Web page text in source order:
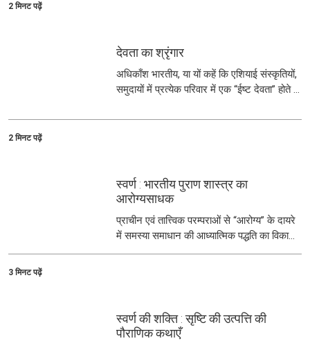
2 मिनट पढ़ें
देवता का श्रृंगार
अधिकाँश भारतीय, या यों कहें कि एशियाई संस्कृतियों,
समुदायों में प्रत्येक परिवार में एक “ईष्ट देवता” होते हैं,
चलता रहता है.
2 मिनट पढ़ें
स्वर्ण : भारतीय पुराण शास्त्र का
आरोग्यसाधक
प्राचीन एवं तात्त्विक परम्पराओं से “आरोग्य” के दायरे
में समस्या समाधान की आध्यात्मिक पद्धति का विकास
हुआ.
3 मिनट पढ़ें
स्वर्ण की शक्ति : सृष्टि की उत्पत्ति की
पौराणिक कथाएँ